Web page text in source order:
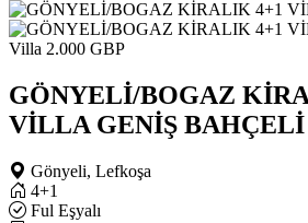
Villa 2.000 GBP
GÖNYELİ/BOGAZ
VİLLA GENİŞ BAHÇELİ
Gönyeli, Lefkoşa
4+1
Ful Eşyalı